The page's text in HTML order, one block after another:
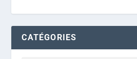
CATÉGORIES